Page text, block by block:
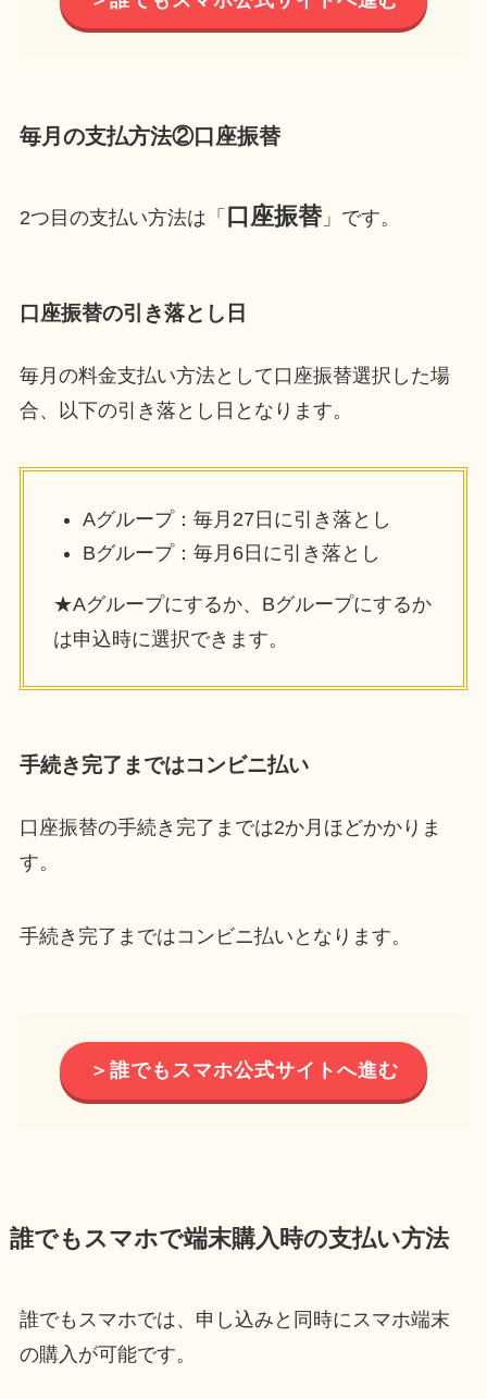
毎月の支払方法②口座振替
2つ目の支払い方法は「 口座振替」です。
口座振替の引き落とし日
毎月の料金支払い方法として口座振替選択した場
合、以下の引き落とし日となります。
Aグループ：毎月27日に引き落とし
Bグループ：毎月6日に引き落とし
★Aグループにするか、Bグループにするか
は申込時に選択できます。
手続き完了まではコンビニ払い
口座振替の手続き完了までは2か月ほどかかりま
す。
手続き完了まではコンビニ払いとなります。
＞誰でもスマホ公式サイトへ進む
誰でもスマホで端末購入時の支払い方法
誰でもスマホでは、申し込みと同時にスマホ端末
の購入が可能です。